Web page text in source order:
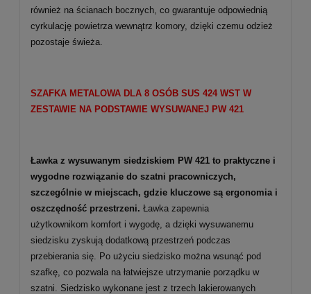
również na ścianach bocznych, co gwarantuje odpowiednią
cyrkulację powietrza wewnątrz komory, dzięki czemu odzież
pozostaje świeża.
SZAFKA METALOWA DLA 8 OSÓB SUS 424 WST W
ZESTAWIE NA PODSTAWIE WYSUWANEJ PW 421
Ławka z wysuwanym siedziskiem PW 421 to praktyczne i
wygodne rozwiązanie do szatni pracowniczych,
szczególnie w miejscach, gdzie kluczowe są ergonomia i
oszczędność przestrzeni. Ławka zapewnia
użytkownikom komfort i wygodę, a dzięki wysuwanemu
siedzisku zyskują dodatkową przestrzeń podczas
przebierania się. Po użyciu siedzisko można wsunąć pod
szafkę, co pozwala na łatwiejsze utrzymanie porządku w
szatni. Siedzisko wykonane jest z trzech lakierowanych